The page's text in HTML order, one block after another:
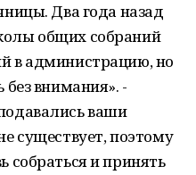
Два года назад
общих собраний
в администрацию, но
внимания». -
ваши
существует, поэтому
собраться и принять